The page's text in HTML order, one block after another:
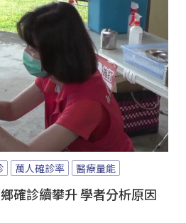
萬人確診率 醫療量能
確診續攀升 學者分析原因